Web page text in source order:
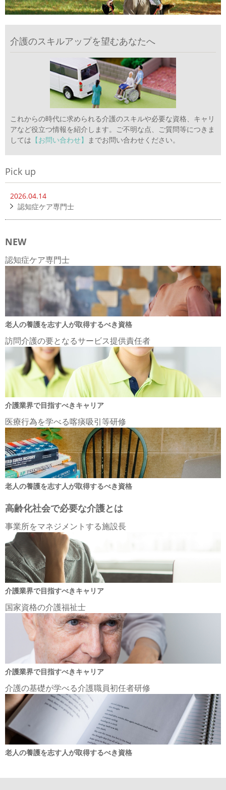
介護のスキルアップを望むあなたへ
これからの時代に求められる介護のスキルや必要な資格、キャリ
アなど役立つ情報を紹介します。ご不明な点、ご質問等につきま
しては 【お問い合わせ】 までお問い合わせください。
Pick up
2026.04.14
認知症ケア専門士
NEW
認知症ケア専門士
老人の養護を志す人が取得するべき資格
訪問介護の要となるサービス提供責任者
介護業界で目指すべきキャリア
医療行為を学べる喀痰吸引等研修
老人の養護を志す人が取得するべき資格
高齢化社会で必要な介護とは
事業所をマネジメントする施設長
介護業界で目指すべきキャリア
国家資格の介護福祉士
介護業界で目指すべきキャリア
介護の基礎が学べる介護職員初任者研修
老人の養護を志す人が取得するべき資格